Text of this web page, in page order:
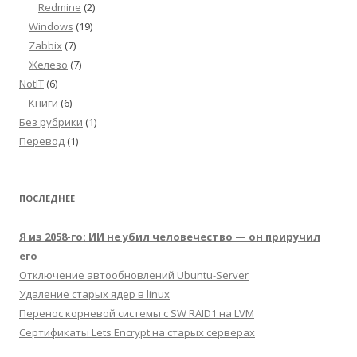
Redmine (2)
Windows (19)
Zabbix (7)
Железо (7)
NotIT (6)
Книги (6)
Без рубрики (1)
Перевод (1)
ПОСЛЕДНЕЕ
Я из 2058-го: ИИ не убил человечество — он приручил
его
Отключение автообновлений Ubuntu-Server
Удаление старых ядер в linux
Перенос корневой системы с SW RAID1 на LVM
Сертификаты Lets Encrypt на старых серверах